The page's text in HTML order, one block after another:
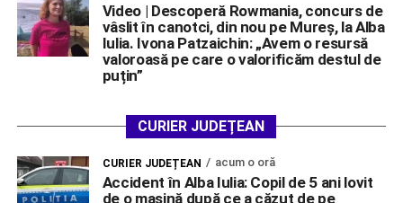
Video | Descoperă Rowmania, concurs de
vâslit în canotci, din nou pe Mureș, la Alba
Iulia. Ivona Patzaichin: „Avem o resursă
valoroasă pe care o valorificăm destul de
puțin”
CURIER JUDEȚEAN
CURIER JUDEȚEAN acum o oră
Accident în Alba Iulia: Copil de 5 ani lovit
de o mașină după ce a căzut de pe